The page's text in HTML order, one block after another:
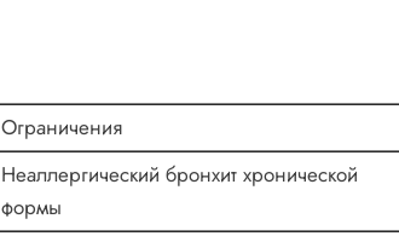
Ограничения
Неаллергический бронхит хронической
формы